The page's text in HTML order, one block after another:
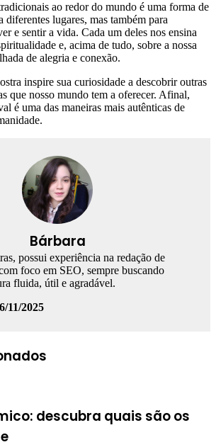
ao redor do mundo é uma forma de
diferentes lugares, mas também para
e sentir a vida. Cada um deles nos ensina
e, acima de tudo, sobre a nossa
de alegria e conexão.
inspire sua curiosidade a descobrir outras
que nosso mundo tem a oferecer. Afinal,
é uma das maneiras mais autênticas de
Bárbara
possui experiência na redação de
foco em SEO, sempre buscando
fluida, útil e agradável.
11/2025
descubra quais são os